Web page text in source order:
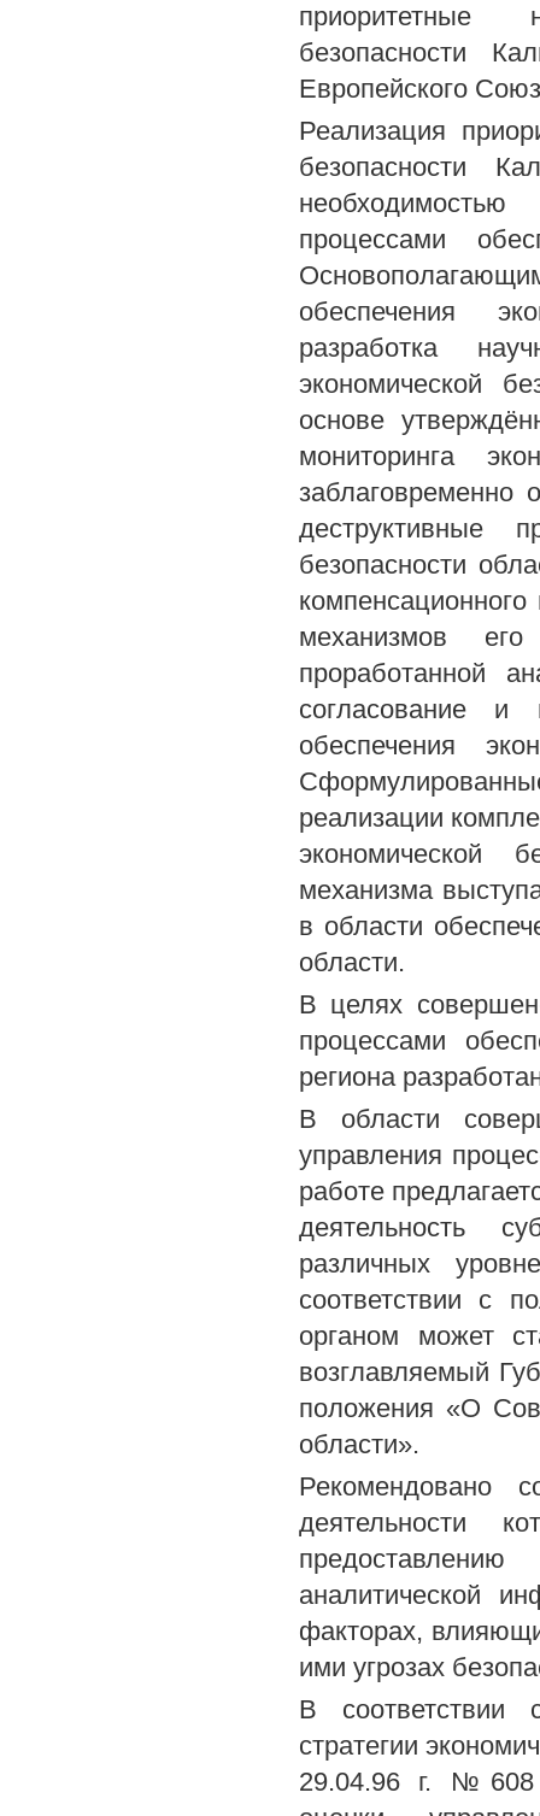
приоритетные
безопасности
Европейского
Реализация
безопасности
процессами
обеспечения
разработка
экономической
основе
мониторинга
заблаговременно
деструктивные
безопасности
механизмов
проработанной
согласование и
обеспечения
реализации
экономической
механизма
в области
области.
В целях
процессами
региона
В области
управления
работе
деятельность
различных
соответствии с
органом может
возглавляемый
положения «О
области».
Рекомендовано
деятельности
предоставлению
аналитической
факторах,
ими угрозах
В соответствии
стратегии
29.04.96 г. №608